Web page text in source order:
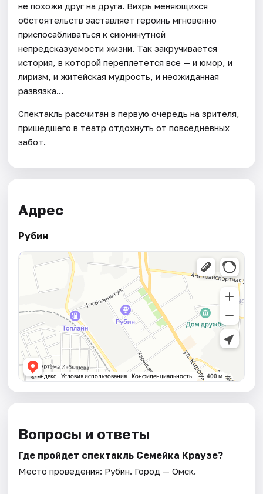
не похожи друг на друга. Вихрь меняющихся
обстоятельств заставляет героинь мгновенно
приспосабливаться к сиюминутной
непредсказуемости жизни. Так закручивается
история, в которой переплетется все — и юмор, и
лиризм, и житейская мудрость, и неожиданная
развязка...
Спектакль рассчитан в первую очередь на зрителя,
пришедшего в театр отдохнуть от повседневных
забот.
Адрес
Рубин
Вопросы и ответы
Где пройдет спектакль Семейка Краузе?
Место проведения: Рубин. Город — Омск.